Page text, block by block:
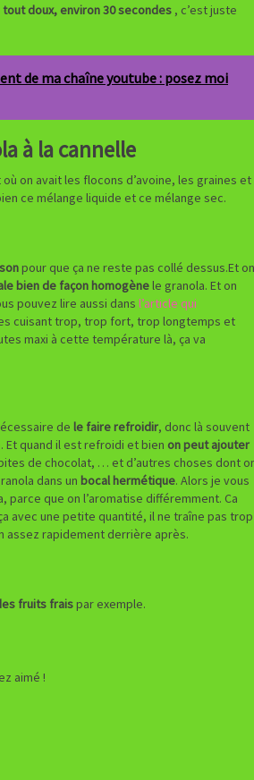
tout doux, environ 30 secondes , c’est juste
de ma chaîne youtube : posez moi
à la cannelle
on avait les flocons d’avoine, les graines et
ce mélange liquide et ce mélange sec.
pour que ça ne reste pas collé dessus.Et on
bien de façon homogènele granola. Et on
pouvez lire aussi dans l’article qui
cuisant trop, trop fort, trop longtemps et
maxi à cette température là, ça va
de le faire refroidir, donc là souvent
quand il est refroidi et bien on peut ajouter
de chocolat, … et d’autres choses dont
dans un bocal hermétique. Alors je vous
que on l’aromatise différemment. Ca
avec une petite quantité, il ne traîne pas trop
assez rapidement derrière après.
fruits fraispar exemple.
aimé !